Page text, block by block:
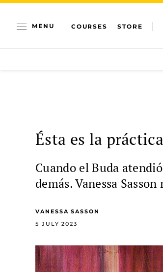
MENU COURSES STORE
Ésta es la práctica
Cuando el Buda
demás. Vanessa
VANESSA SASSON
5 JULY 2023